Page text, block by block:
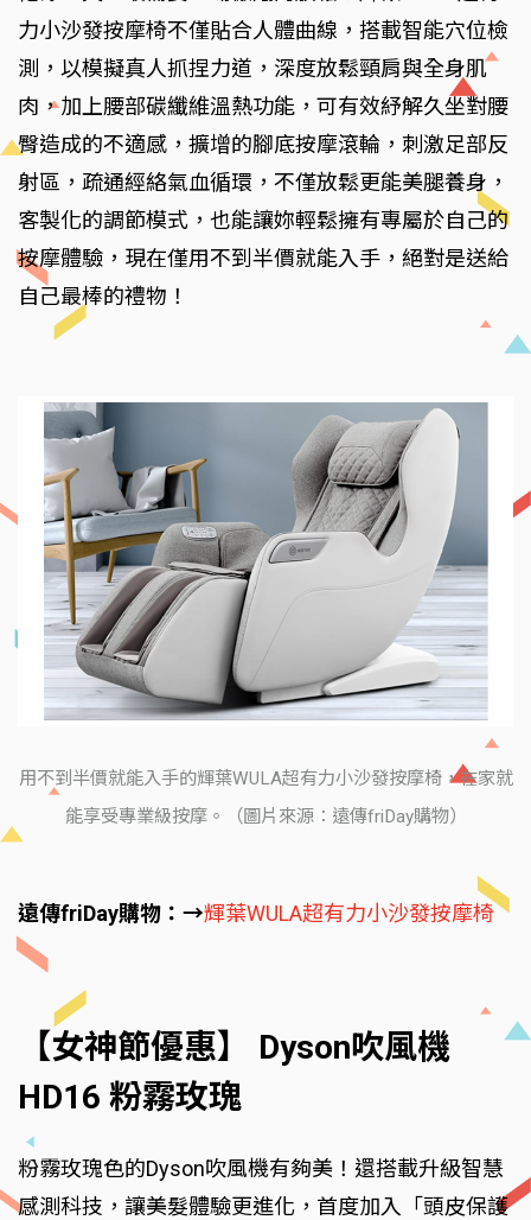
力小沙發按摩椅不僅貼合人體曲線，搭載智能穴位檢
測，以模擬真人抓捏力道，深度放鬆頸肩與全身肌
肉，加上腰部碳纖維溫熱功能，可有效紓解久坐對腰
臀造成的不適感，擴增的腳底按摩滾輪，刺激足部反
射區，疏通經絡氣血循環，不僅放鬆更能美腿養身，
客製化的調節模式，也能讓妳輕鬆擁有專屬於自己的
按摩體驗，現在僅用不到半價就能入手，絕對是送給
自己最棒的禮物！
用不到半價就能入手的輝葉WULA超有力小沙發按摩椅，在家就
能享受專業級按摩。（圖片來源：遠傳friDay購物）
遠傳friDay購物：→輝葉WULA超有力小沙發按摩椅
【女神節優惠】 Dyson吹風機
HD16 粉霧玫瑰
粉霧玫瑰色的Dyson吹風機有夠美！還搭載升級智慧
感測科技，讓美髮體驗更進化，首度加入「頭皮保護